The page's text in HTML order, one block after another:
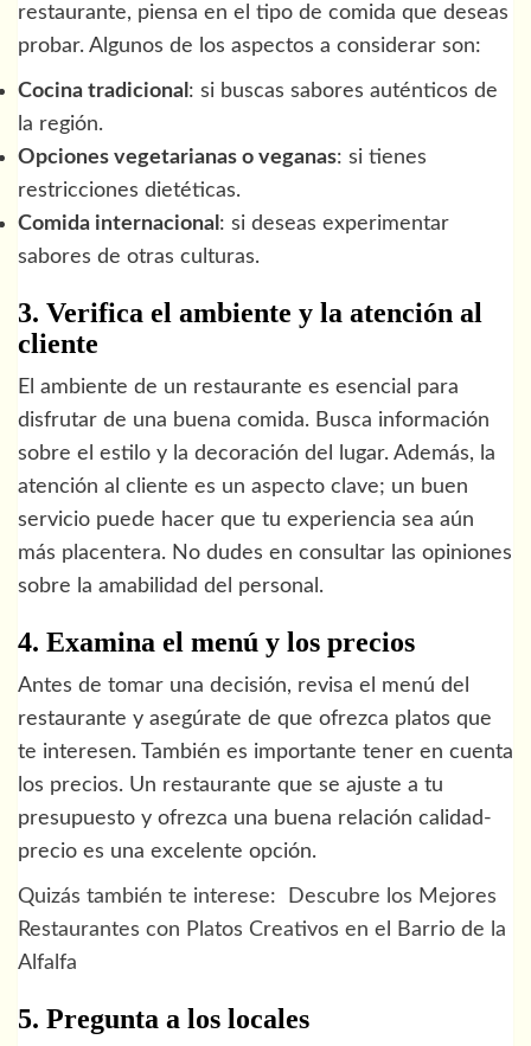
restaurante, piensa en el tipo de comida que deseas
probar. Algunos de los aspectos a considerar son:
Cocina tradicional : si buscas sabores auténticos de
la región.
Opciones vegetarianas o veganas: si tienes
restricciones dietéticas.
Comida internacional : si deseas experimentar
sabores de otras culturas.
3. Verifica el ambiente y la atención al
cliente
El ambiente de un restaurante es esencial para
disfrutar de una buena comida. Busca información
sobre el estilo y la decoración del lugar. Además, la
atención al cliente es un aspecto clave; un buen
servicio puede hacer que tu experiencia sea aún
más placentera. No dudes en consultar las opiniones
sobre la amabilidad del personal.
4. Examina el menú y los precios
Antes de tomar una decisión, revisa el menú del
restaurante y asegúrate de que ofrezca platos que
te interesen. También es importante tener en cuenta
los precios. Un restaurante que se ajuste a tu
presupuesto y ofrezca una buena relación calidad-
precio es una excelente opción.
Quizás también te interese:
Descubre los Mejores
Restaurantes con Platos Creativos en el Barrio de la
Alfalfa
5. Pregunta a los locales